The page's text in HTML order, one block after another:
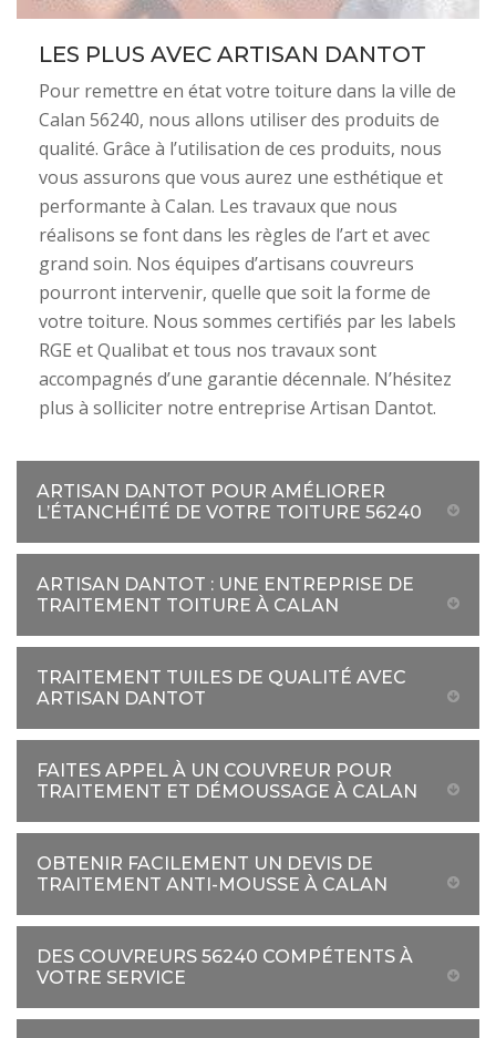
LES PLUS AVEC ARTISAN DANTOT
Pour remettre en état votre toiture dans la ville de
Calan 56240, nous allons utiliser des produits de
qualité. Grâce à l’utilisation de ces produits, nous
vous assurons que vous aurez une esthétique et
performante à Calan. Les travaux que nous
réalisons se font dans les règles de l’art et avec
grand soin. Nos équipes d’artisans couvreurs
pourront intervenir, quelle que soit la forme de
votre toiture. Nous sommes certifiés par les labels
RGE et Qualibat et tous nos travaux sont
accompagnés d’une garantie décennale. N’hésitez
plus à solliciter notre entreprise Artisan Dantot.
ARTISAN DANTOT POUR AMÉLIORER
L’ÉTANCHÉITÉ DE VOTRE TOITURE 56240
ARTISAN DANTOT : UNE ENTREPRISE DE
TRAITEMENT TOITURE À CALAN
TRAITEMENT TUILES DE QUALITÉ AVEC
ARTISAN DANTOT
FAITES APPEL À UN COUVREUR POUR
TRAITEMENT ET DÉMOUSSAGE À CALAN
OBTENIR FACILEMENT UN DEVIS DE
TRAITEMENT ANTI-MOUSSE À CALAN
DES COUVREURS 56240 COMPÉTENTS À
VOTRE SERVICE